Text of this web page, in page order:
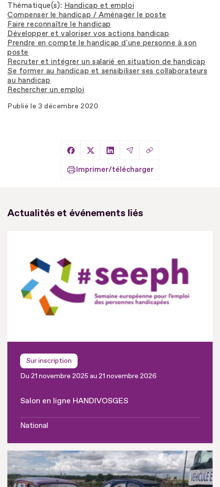
Thématique(s) Handicap et emploi
Compenser le handicap / Aménager le poste
Faire reconnaître le handicap
Développer et valoriser vos actions handicap
Prendre en compte le handicap d'une personne à son
poste
Recruter et intégrer un salarié en situation de handicap
Se former au handicap et sensibiliser ses collaborateurs
au handicap
Rechercher un emploi
Publié le 3 décembre 2020
Partager sur Facebook
Partager sur X
Partager sur LinkedIn
Partager par Email
Copier le lien
Imprimer/télécharger
Actualités et événements liés
Sur inscription
Du 21 novembre 2025 au 21 novembre 2026
Salon en ligne HANDIVOSGES
National